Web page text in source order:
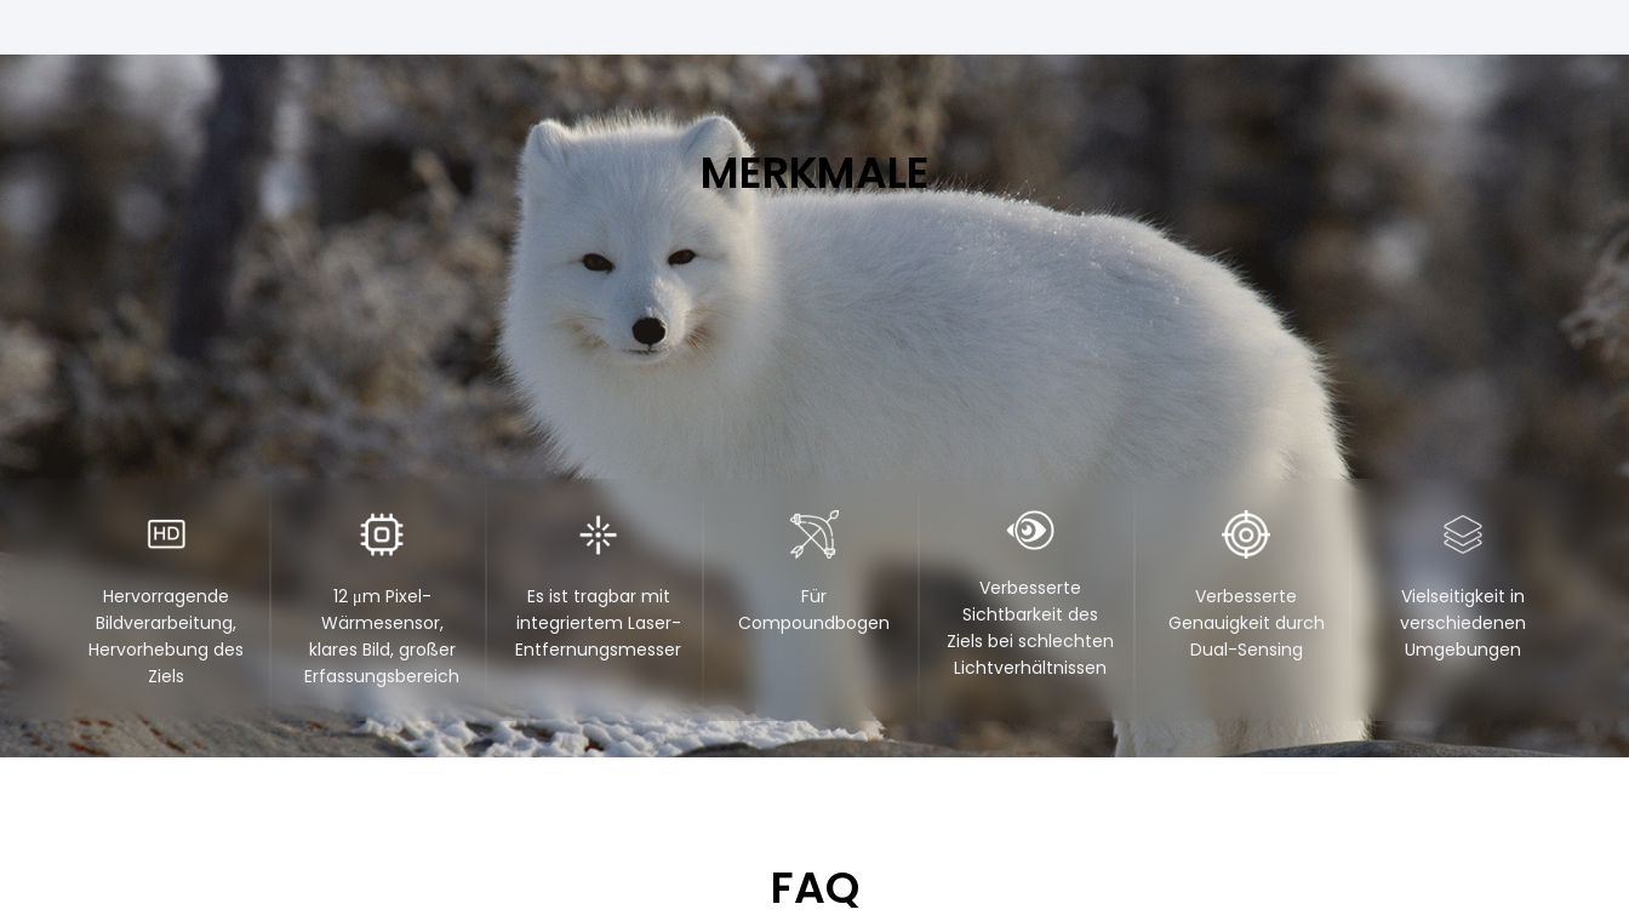
MERKMALE
Hervorragende
Bildverarbeitung,
Hervorhebung des
Ziels
12 μm Pixel-
Wärmesensor,
klares Bild, großer
Erfassungsbereich
Es ist tragbar mit
integriertem Laser-
Entfernungsmesser
Für
Compoundbogen
Verbesserte
Sichtbarkeit des
Ziels bei schlechten
Lichtverhältnissen
Verbesserte
Genauigkeit durch
Dual-Sensing
Vielseitigkeit in
verschiedenen
Umgebungen
FAQ